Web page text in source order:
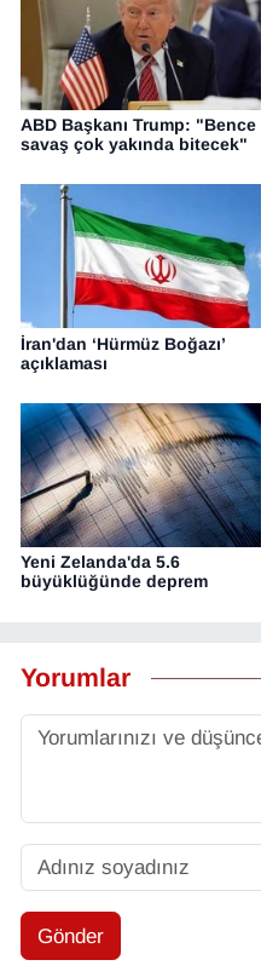
ABD Başkanı Trump: "Bence
savaş çok yakında bitecek"
İran'dan ‘Hürmüz Boğazı’
açıklaması
Yeni Zelanda'da 5.6
büyüklüğünde deprem
Yorumlar
Gönder